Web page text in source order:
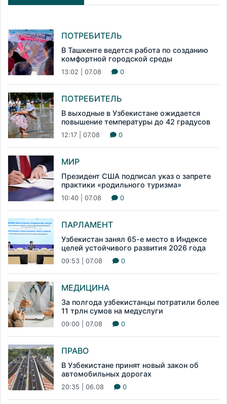
ПОТРЕБИТЕЛЬ
В Ташкенте ведется работа по созданию
комфортной городской среды
13:02 | 07.08 0
ПОТРЕБИТЕЛЬ
В выходные в Узбекистане ожидается
повышение температуры до 42 градусов
12:17 | 07.08 0
МИР
Президент США подписал указ о запрете
практики «родильного туризма»
10:40 | 07.08 0
ПАРЛАМЕНТ
Узбекистан занял 65-е место в Индексе
целей устойчивого развития 2026 года
09:53 | 07.08 0
МЕДИЦИНА
За полгода узбекистанцы потратили более
11 трлн сумов на медуслуги
09:00 | 07.08 0
ПРАВО
В Узбекистане принят новый закон об
автомобильных дорогах
20:35 | 06.08 0